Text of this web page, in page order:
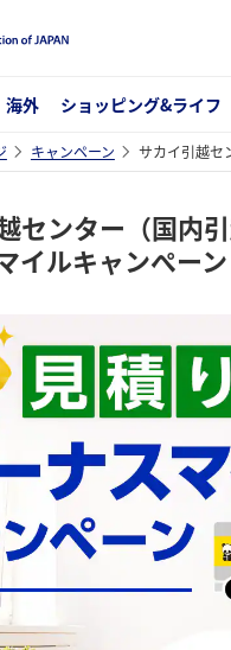
海外 ショッピング&ライフ
キャンペーン サカイ引越セ
センター（国内
イルキャンぺーン